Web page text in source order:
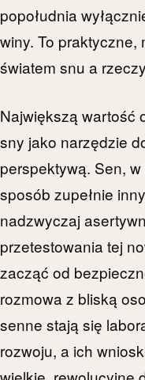
popołudnia
winy. To praktyczne,
światem snu a
Największą wartość
sny jako narzędzie
perspektywą. Sen,
sposób zupełnie
nadzwyczaj
przetestowania tej
zacząć od
rozmowa z bliską
senne stają się
rozwoju, a ich